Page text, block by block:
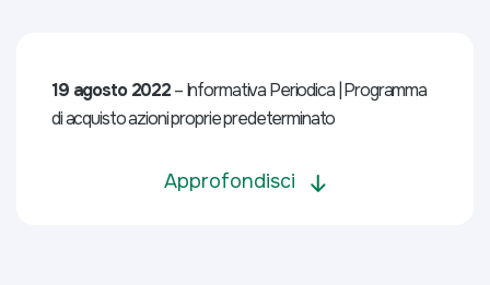
19 agosto 2022– Informativa Periodica | Programma
di acquisto azioni proprie predeterminato
Approfondisci